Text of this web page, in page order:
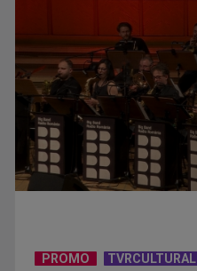
Hum, cel mai mic oraș din lume
PROMO TVRCULTURAL